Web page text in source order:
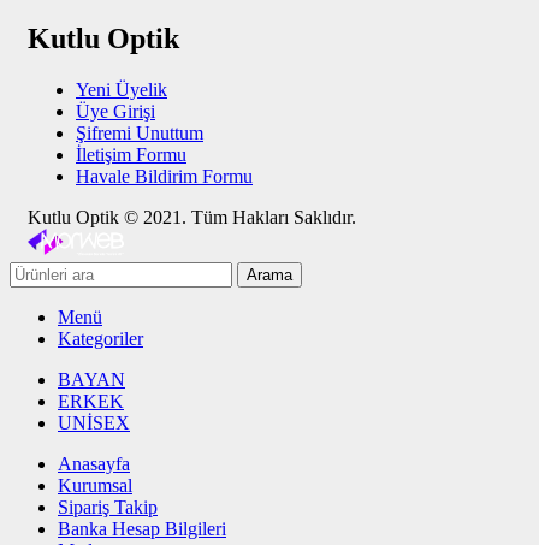
Kutlu Optik
Yeni Üyelik
Üye Girişi
Şifremi Unuttum
İletişim Formu
Havale Bildirim Formu
Kutlu Optik © 2021. Tüm Hakları Saklıdır.
Arama
Menü
Kategoriler
BAYAN
ERKEK
UNİSEX
Anasayfa
Kurumsal
Sipariş Takip
Banka Hesap Bilgileri